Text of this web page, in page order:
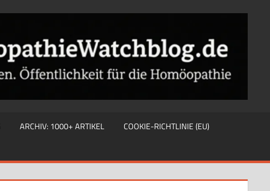
ARCHIV: 1000+ ARTIKEL
COOKIE-RICHTLINIE (EU)